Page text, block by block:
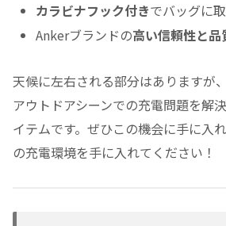
カラビナフック付きでバッグに
Ankerブランドの高い信頼性と品
天候に左右される部分はありますが
アウトドアシーンでの充電問題を解
イテムです。ぜひこの機会に手に入
の充電環境を手に入れてください！